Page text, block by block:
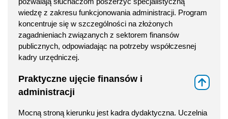
wiedzę z zakresu funkcjonowania administracji. Program
koncentruje się w szczególności na złożonych
zagadnieniach związanych z sektorem finansów
publicznych, odpowiadając na potrzeby współczesnej
kadry urzędniczej.
Praktyczne ujęcie finansów i
administracji
Mocną stroną kierunku jest kadra dydaktyczna. Uczelnia